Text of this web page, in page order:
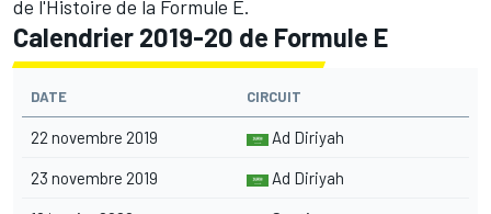
de l'Histoire de la Formule E.
Calendrier 2019-20 de Formule E
DATE CIRCUIT
22 novembre 2019 Ad Diriyah
23 novembre 2019 Ad Diriyah